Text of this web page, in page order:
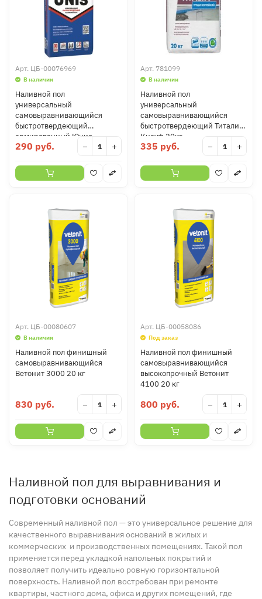
Арт. ЦБ-00076969
В наличии
Наливной пол
универсальный
самовыравнивающийся
быстротвердеющий
армированный Юнис
Горизонт 20 кг
290 руб. − +
Арт. 781099
В наличии
Наливной пол
универсальный
самовыравнивающийся
быстротвердеющий Титалин
Кнауф 20кг
335 руб. − +
Арт. ЦБ-00080607
В наличии
Наливной пол финишный
самовыравнивающийся
Ветонит 3000 20 кг
830 руб. − +
Арт. ЦБ-00058086
Под заказ
Наливной пол финишный
самовыравнивающийся
высокопрочный Ветонит
4100 20 кг
800 руб. − +
Наливной пол для выравнивания и
подготовки оснований
Современный наливной пол — это универсальное решение для
качественного выравнивания оснований в жилых и
коммерческих и производственных помещениях. Такой пол
применяется перед укладкой напольных покрытий и
позволяет получить идеально ровную горизонтальной
поверхность. Наливной пол востребован при ремонте
квартиры, частного дома, офиса и других помещений, где